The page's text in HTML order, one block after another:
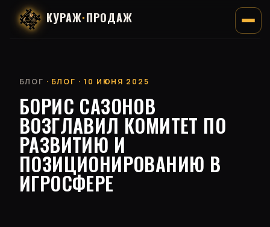
КУРАЖ·ПРОДАЖ
БЛОГ · БЛОГ · 10 ИЮНЯ 2025
БОРИС САЗОНОВ
ВОЗГЛАВИЛ КОМИТЕТ ПО
РАЗВИТИЮ И
ПОЗИЦИОНИРОВАНИЮ В
ИГРОСФЕРЕ